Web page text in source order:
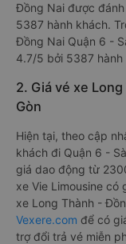
Đồng Nai được
5387 hành khách.
Đồng Nai Quận 6 -
4.7/5 bởi 5387 hành
2. Giá vé xe
Gòn
Hiện tại, theo cập
khách đi Quận 6 -
giá dao động từ
xe Vie Limousine
xe Long Thành -
Vexere.com để có
trợ đổi trả vé miễn